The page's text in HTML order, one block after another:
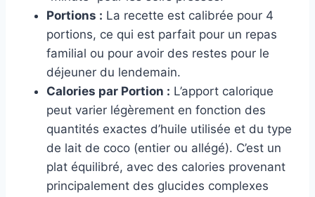
Portions : La recette est calibrée pour 4
portions, ce qui est parfait pour un repas
familial ou pour avoir des restes pour le
déjeuner du lendemain.
Calories par Portion : L’apport calorique
peut varier légèrement en fonction des
quantités exactes d’huile utilisée et du type
de lait de coco (entier ou allégé). C’est un
plat équilibré, avec des calories provenant
principalement des glucides complexes